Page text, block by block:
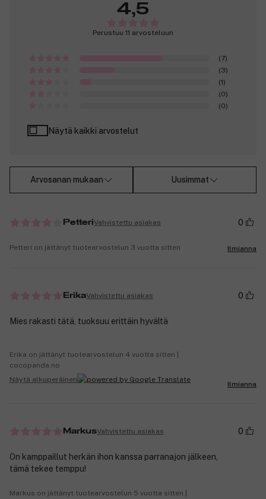
4,5
Perustuu 11 arvosteluun
(7)
(3)
(1)
(0)
(0)
Näytä kaikki arvostelut
Arvosanan mukaan Uusimmat
PetteriVahvistettu asiakas 0
Petteri on jättänyt tuotearvostelun 3 vuotta sitten Ilmianna
ErikaVahvistettu asiakas 0
Mies rakasti tätä, tuoksuu erittäin hyvältä
Erika on jättänyt tuotearvostelun 4 vuotta sitten |
cocopanda.no
Näytä alkuperäinen
Ilmianna
MarkusVahvistettu asiakas 0
On kamppaillut herkän ihon kanssa parranajon jälkeen,
tämä tekee temppu!
Markus on jättänyt tuotearvostelun 5 vuotta sitten |